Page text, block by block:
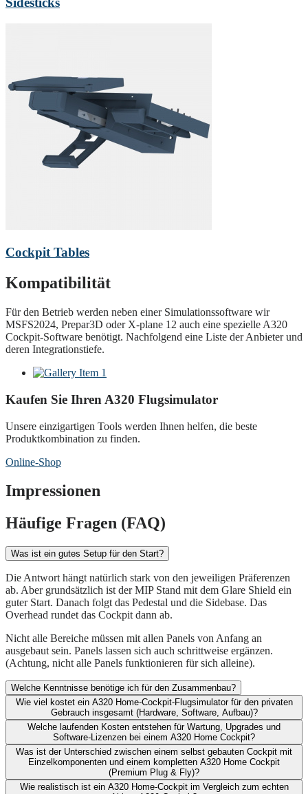
Cockpit Tables
Kompatibilität
Für den Betrieb werden neben einer Simulationssoftware wir
MSFS2024, Prepar3D oder X-plane 12 auch eine spezielle A320
Cockpit-Software benötigt. Nachfolgend eine Liste der Anbieter und
deren Integrationstiefe.
Kaufen Sie Ihren A320 Flugsimulator
Unsere einzigartigen Tools werden Ihnen helfen, die beste
Produktkombination zu finden.
Online-Shop
Impressionen
Häufige Fragen (FAQ)
Was ist ein gutes Setup für den Start?
Die Antwort hängt natürlich stark von den jeweiligen Präferenzen
ab. Aber grundsätzlich ist der MIP Stand mit dem Glare Shield ein
guter Start. Danach folgt das Pedestal und die Sidebase. Das
Overhead rundet das Cockpit dann ab.
Nicht alle Bereiche müssen mit allen Panels von Anfang an
ausgebaut sein. Panels lassen sich auch schrittweise ergänzen.
(Achtung, nicht alle Panels funktionieren für sich alleine).
Welche Kenntnisse benötige ich für den Zusammenbau?
Wie viel kostet ein A320 Home-Cockpit-Flugsimulator für den privaten
Gebrauch insgesamt (Hardware, Software, Aufbau)?​
Welche laufenden Kosten entstehen für Wartung, Upgrades und
Software-Lizenzen bei einem A320 Home Cockpit?​
Was ist der Unterschied zwischen einem selbst gebauten Cockpit mit
Einzelkomponenten und ​einem kompletten A320 Home Cockpit
(Premium Plug & Fly)?
Wie realistisch ist ein A320 Home-Cockpit im Vergleich zum echten